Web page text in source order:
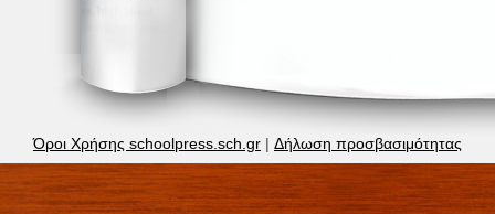
Όροι Χρήσης schoolpress.sch.gr | Δήλωση προσβασιμότητας